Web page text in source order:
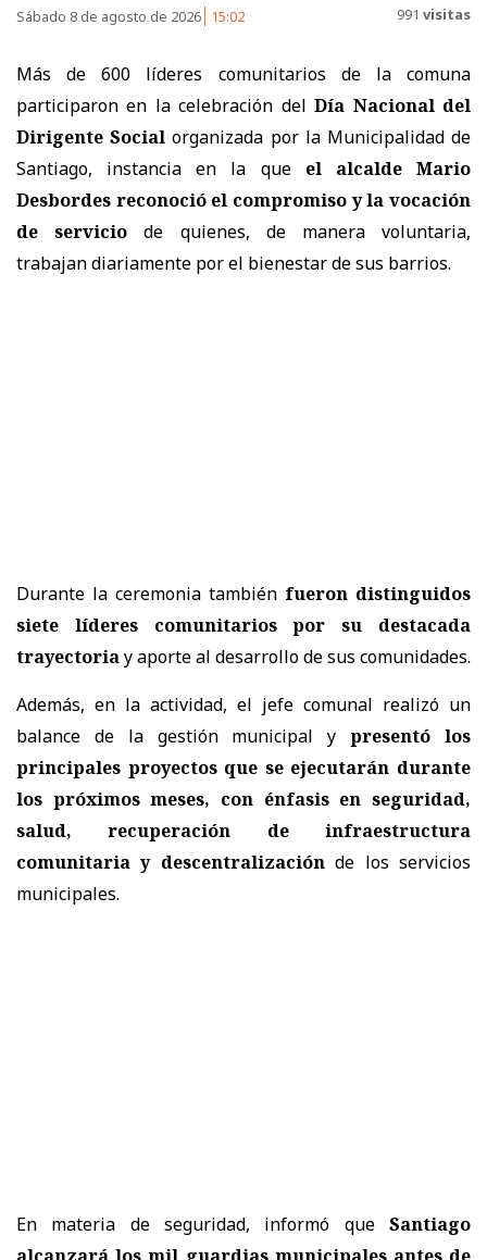
Sábado 8 de agosto de 2026 15:02 991 visitas
Más de 600 líderes comunitarios de la comuna
participaron en la celebración delDía Nacional del
Dirigente Social organizada por la Municipalidad de
Santiago, instancia en la que el alcalde Mario
Desbordes reconoció el compromiso y la vocación
de servicio de quienes, de manera voluntaria,
trabajan diariamente por el bienestar de sus barrios.
Durante la ceremonia también fueron distinguidos
siete líderes comunitarios por su destacada
trayectoriay aporte al desarrollo de sus comunidades.
Además, en la actividad, el jefe comunal realizó un
balance de la gestión municipal ypresentó los
principales proyectos que se ejecutarán durante
los próximos meses, con énfasis en seguridad,
salud, recuperación de infraestructura
comunitaria y descentralizaciónde los servicios
municipales.
En materia de seguridad, informó que Santiago